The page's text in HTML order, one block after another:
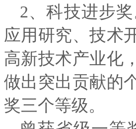
2、科技进步
应用研究、技术
高新技术产业化
做出突出贡献的
奖三个等级。